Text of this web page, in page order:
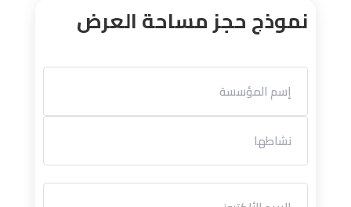
نموذج حجز مساحة العرض